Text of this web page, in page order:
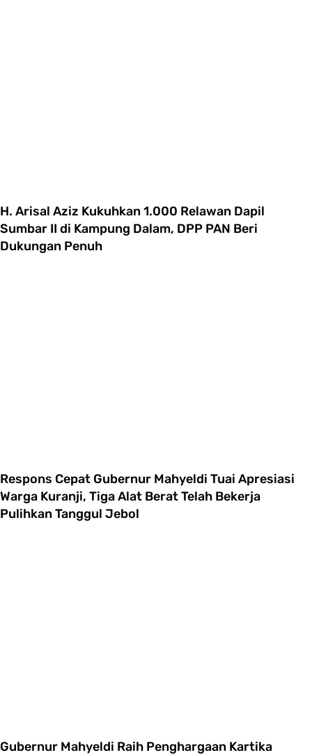
H. Arisal Aziz Kukuhkan 1.000 Relawan Dapil
Sumbar II di Kampung Dalam, DPP PAN Beri
Dukungan Penuh
Respons Cepat Gubernur Mahyeldi Tuai Apresiasi
Warga Kuranji, Tiga Alat Berat Telah Bekerja
Pulihkan Tanggul Jebol
Gubernur Mahyeldi Raih Penghargaan Kartika